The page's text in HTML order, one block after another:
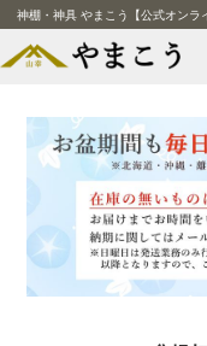
神棚・神具 やまこう【公式オンラ